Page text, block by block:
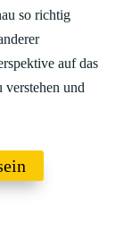
so richtig
auf das
und